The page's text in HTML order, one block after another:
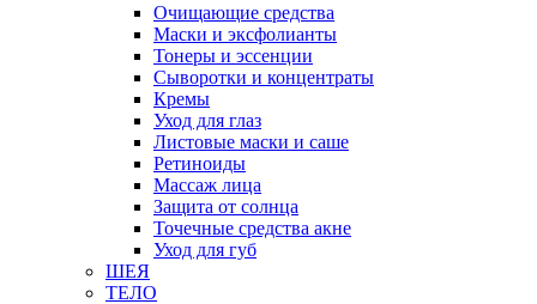
Очищающие средства
Маски и эксфолианты
Тонеры и эссенции
Сыворотки и концентраты
Кремы
Уход для глаз
Листовые маски и саше
Ретиноиды
Массаж лица
Защита от солнца
Точечные средства акне
Уход для губ
ШЕЯ
ТЕЛО